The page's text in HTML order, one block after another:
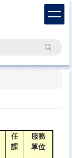
搜尋
任
課
服務
單位